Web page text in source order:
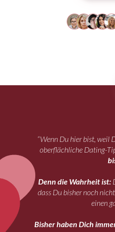
“Wenn Du hier bist, weil
oberflächliche Dating-
Denn die Wahrheit ist:
dass Du bisher noch
einen
Bisher haben Dich